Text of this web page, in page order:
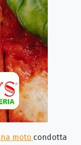
moto condotta